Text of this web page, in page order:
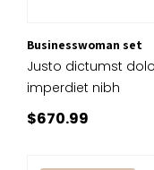
Businesswoman set
Justo dictumst
imperdiet nibh
$670.99